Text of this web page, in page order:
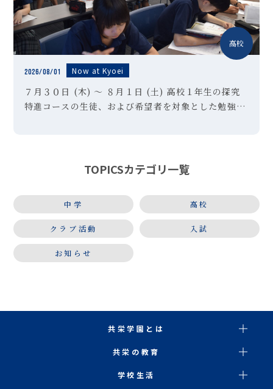
2026/08/01 Now at Kyoei
高校
７月３０日 (木) ～ ８月１日 (土) 高校１年生の探究
特進コースの生徒、および希望者を対象とした勉強合
TOPICSカテゴリ一覧
中学 高校
クラブ活動 入試
お知らせ
共栄学園とは
共栄の教育
学校生活